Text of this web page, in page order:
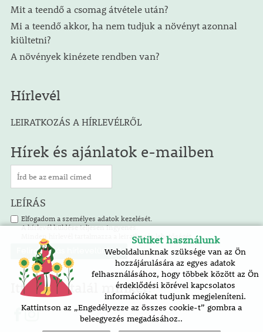
Mit a teendő a csomag átvétele után?
Mi a teendő akkor, ha nem tudjuk a növényt azonnal
kiültetni?
A növények kinézete rendben van?
Hírlevél
LEIRATKOZÁS A HÍRLEVÉLRŐL
Hírek és ajánlatok e-mailben
LEÍRÁS
Elfogadom a személyes adatok kezelését.
A hírlevél küldése teljesen ingyenes.
Minden hírlevél tartalmazza a leiratkozás lehetőségét.
Itt is megtalál minket!
Sütiket használunk
Weboldalunknak szüksége van az Ön
hozzájárulására az egyes adatok
felhasználásához, hogy többek között az Ön
érdeklődési körével kapcsolatos
információkat tudjunk megjeleníteni.
Kattintson az „Engedélyezze az összes cookie-t” gombra a
beleegyezés megadásához..